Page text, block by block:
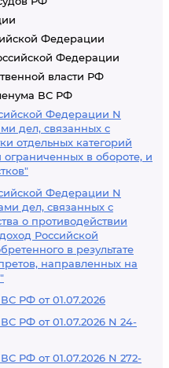
Федерации
Федерации
власти РФ
ВС РФ
Федерации N
дел, связанных с
отдельных категорий
ограниченных в обороте, и
Федерации N
дел, связанных с
о противодействии
Российской
в результате
направленных на
РФ от 01.07.2026
РФ от 01.07.2026 N 24-
РФ от 01.07.2026 N 272-